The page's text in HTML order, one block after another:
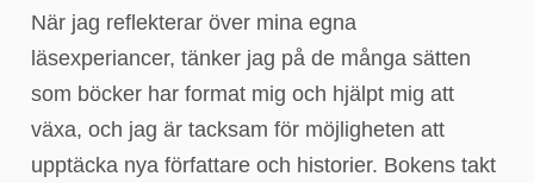
När jag reflekterar över mina egna
läsexperiancer, tänker jag på de många sätten
som böcker har format mig och hjälpt mig att
växa, och jag är tacksam för möjligheten att
upptäcka nya författare och historier. Bokens takt